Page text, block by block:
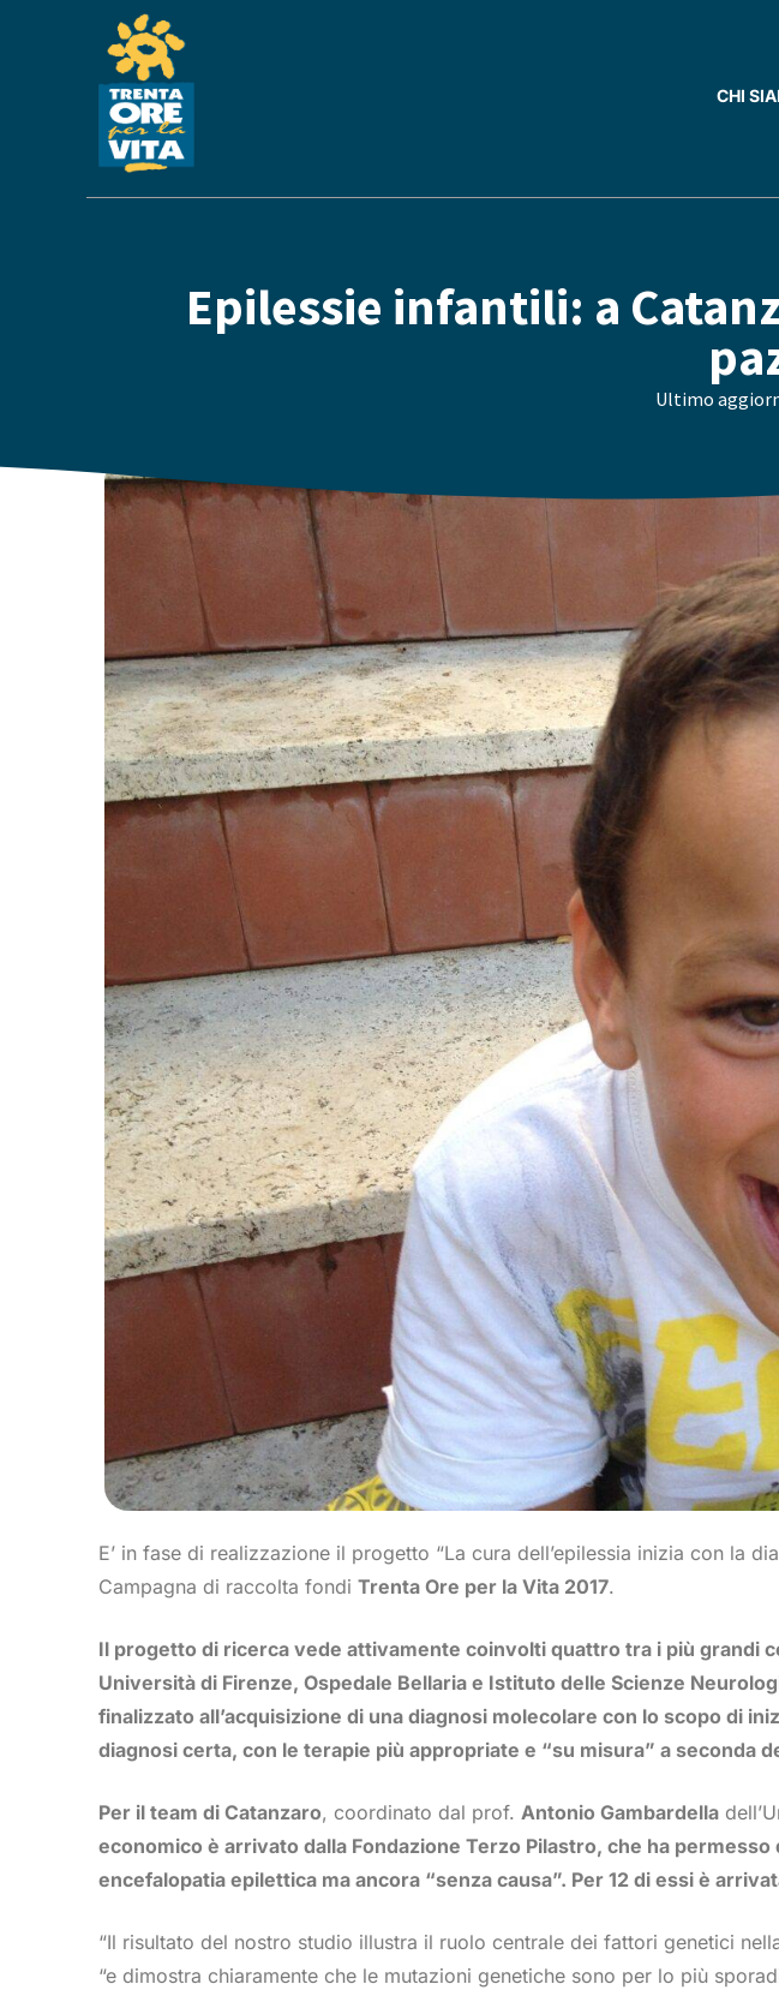
CHI
Epilessie infantili: a
Ultimo
E’ in fase di realizzazione il progetto “La cura dell’epilessia inizia con la
Campagna di raccolta fondi Trenta Ore per la Vita 2017.
Il progetto di ricerca vede attivamente coinvolti quattro tra i più grandi
Università di Firenze, Ospedale Bellaria e Istituto delle Scienze
finalizzato all’acquisizione di una diagnosi molecolare con lo scopo di
diagnosi certa, con le terapie più appropriate e “su misura” a seconda
Per il team di Catanzaro, coordinato dal prof. Antonio Gambardella
economico è arrivato dalla Fondazione Terzo Pilastro, che ha
encefalopatia epilettica ma ancora “senza causa”. Per 12 di essi è
“Il risultato del nostro studio illustra il ruolo centrale dei fattori genetici
“e dimostra chiaramente che le mutazioni genetiche sono per lo più